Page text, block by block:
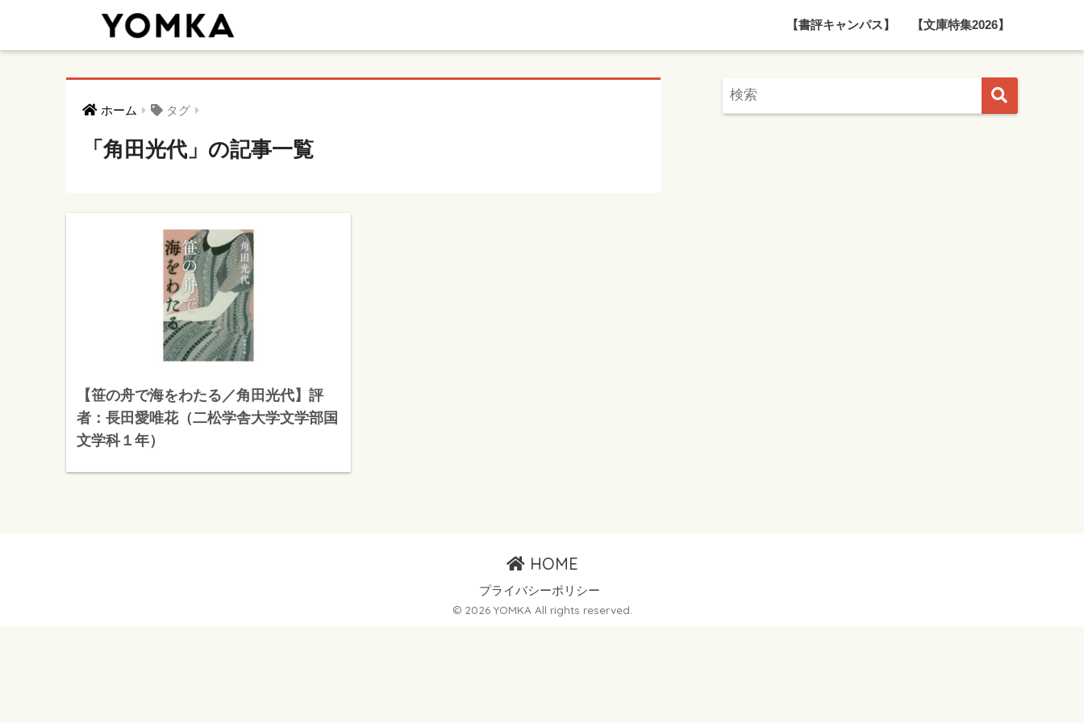
【書評キャンパス】 【文庫特集2026】
ホーム タグ
「角田光代」の記事一覧
【笹の舟で海をわたる／角田光代】評
者：長田愛唯花（二松学舎大学文学部国
文学科１年）
HOME
プライバシーポリシー
© 2026 YOMKA All rights reserved.